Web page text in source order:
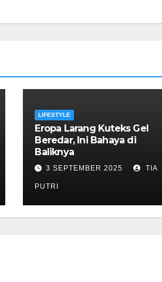
LIFESTYLE
Eropa Larang Kuteks Gel
Beredar, Ini Bahaya di
Baliknya
3 SEPTEMBER 2025 TIA
PUTRI